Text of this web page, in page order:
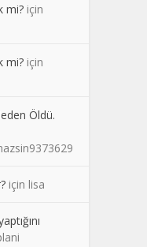
mi? için
mi? için
Öldü.
için lisa